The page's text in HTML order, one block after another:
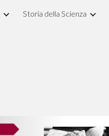
Skip to navigation
Storia della Scienza